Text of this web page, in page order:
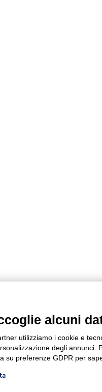
alcuni
utilizziamo i cookie e
degli
su preferenze GDPR per